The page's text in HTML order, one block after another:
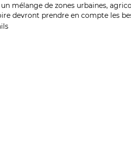
mélange de zones urbaines,
devront prendre en compte les